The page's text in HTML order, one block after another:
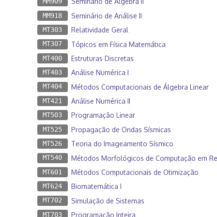
MM918 Seminário de Análise II
MT303 Relatividade Geral
MT307 Tópicos em Física Matemática
MT400 Estruturas Discretas
MT403 Análise Numérica I
MT404 Métodos Computacionais de Álgebra Linear
MT421 Análise Numérica II
MT503 Programação Linear
MT525 Propagação de Ondas Sísmicas
MT526 Teoria do Imageamento Sísmico
MT540 Métodos Morfológicos de Computação em
MT601 Métodos Computacionais de Otimização
MT624 Biomatemática I
MT702 Simulação de Sistemas
MT703 Programação Inteira